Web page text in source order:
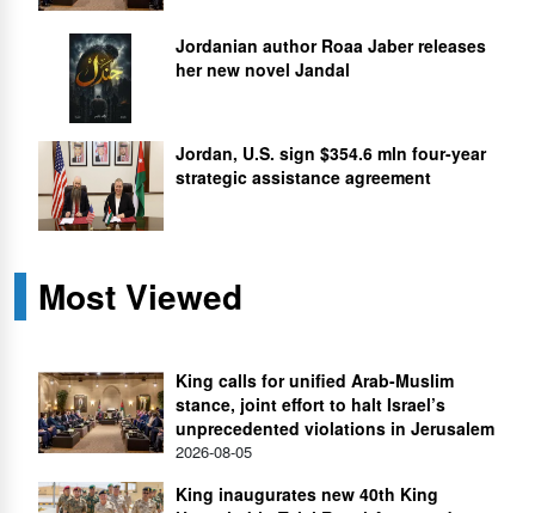
Jordanian author Roaa Jaber releases
her new novel Jandal
Jordan, U.S. sign $354.6 mln four-year
strategic assistance agreement
Most Viewed
King calls for unified Arab-Muslim
stance, joint effort to halt Israel’s
unprecedented violations in Jerusalem
2026-08-05
King inaugurates new 40th King